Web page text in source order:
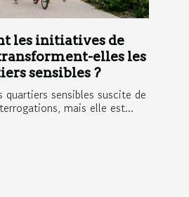
les initiatives de
elles les
sensibles ?
quartiers sensibles suscite de
mais elle est...